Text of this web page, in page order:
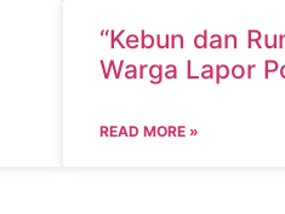
“Kebun dan
Warga Lapor
READ MORE »